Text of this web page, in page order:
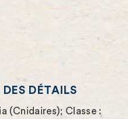
DÉTAILS
(Cnidaires); Classe :